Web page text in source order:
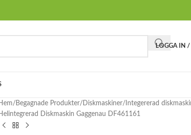
LOGGA IN /
Begagnade Produkter Diskmaskiner
Integererad
Diskmaskin Gaggenau DF461161